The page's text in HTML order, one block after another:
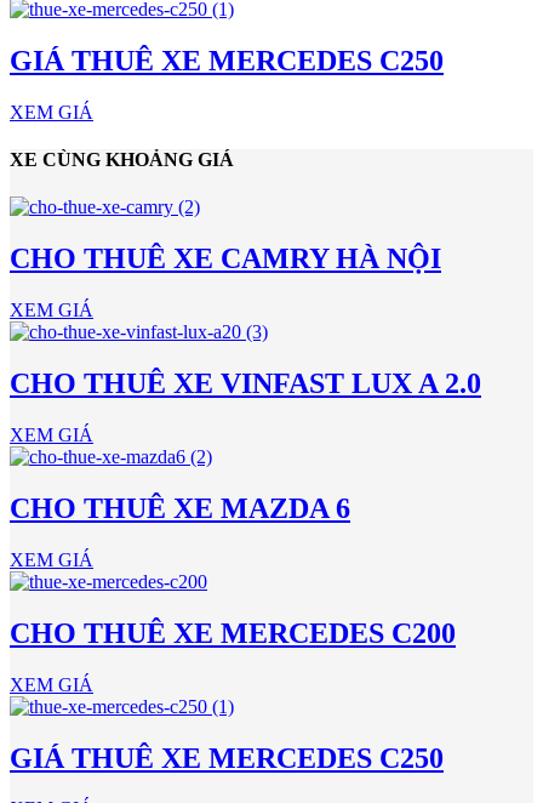
GIÁ THUÊ XE MERCEDES C250
XEM GIÁ
XE CÙNG KHOẢNG GIÁ
CHO THUÊ XE CAMRY HÀ NỘI
XEM GIÁ
CHO THUÊ XE VINFAST LUX A 2.0
XEM GIÁ
CHO THUÊ XE MAZDA 6
XEM GIÁ
CHO THUÊ XE MERCEDES C200
XEM GIÁ
GIÁ THUÊ XE MERCEDES C250